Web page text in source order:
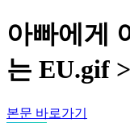
아빠에게
는 EU.gif
본문 바로가기